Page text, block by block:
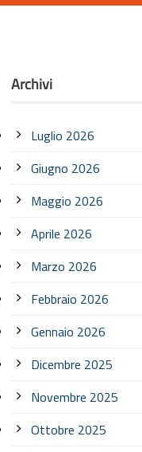
Archivi
Luglio 2026
Giugno 2026
Maggio 2026
Aprile 2026
Marzo 2026
Febbraio 2026
Gennaio 2026
Dicembre 2025
Novembre 2025
Ottobre 2025